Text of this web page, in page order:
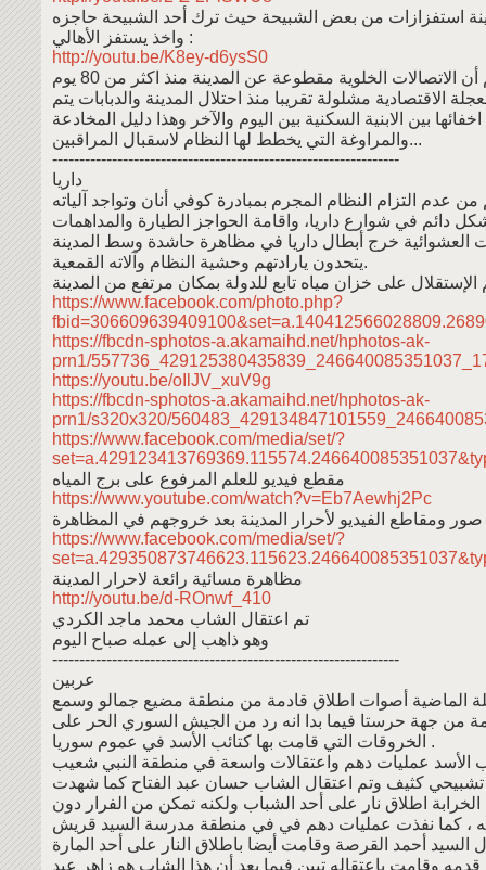
استفزازات من بعض الشبيحة حيث ترك أحد الشبيحة حاجزه
واخذ يستفز الأهالي :
http://youtu.be/K8ey-d6ysS0
الاتصالات الخلوية مقطوعة عن المدينة منذ اكثر من 80 يوم
الاقتصادية مشلولة تقريبا منذ احتلال المدينة والدبابات يتم
اخفائها بين الابنية السكنية بين اليوم والآخر وهذا دليل المخادعة
والمراوغة التي يخطط لها النظام لاسقبال المراقبين...
----------------------------------------------------------------
داريا
عدم التزام النظام المجرم بمبادرة كوفي أنان وتواجد آلياته
دائم في شوارع داريا، واقامة الحواجز الطيارة والمداهمات
يتحدون يارادتهم وحشية النظام وآلاته القمعية.
الإستقلال على خزان مياه تابع للدولة بمكان مرتفع من المدينة
https://www.facebook.com/photo.php?
https://fbcdn-sphotos-a.akamaihd.net/hphotos-ak-
prn1/
https://youtu.be/oIlJV_xuV9g
https://fbcdn-sphotos-a.akamaihd.net/hphotos-ak-
prn1/s320x320/
https://www.facebook.com/media/set/?
مقطع فيديو للعلم المرفوع على برج المياه
https://www.youtube.com/watch?v=Eb7Aewhj2Pc
صور ومقاطع الفيديو لأحرار المدينة بعد خروجهم في المظاهرة
https://www.facebook.com/media/set/?
مظاهرة مسائية رائعة لاحرار المدينة
http://youtu.be/d-ROnwf_410
تم اعتقال الشاب محمد ماجد الكردي
وهو ذاهب إلى عمله صباح اليوم
----------------------------------------------------------------
عربين
الماضية أصوات اطلاق قادمة من منطقة مضيع جمالو وسمع
من جهة حرستا فيما بدا انه رد من الجيش السوري الحر على
الخروقات التي قامت بها كتائب الأسد في عموم سوريا .
الأسد عمليات دهم واعتقالات واسعة في منطقة النبي شعيب
تشبيحي كثيف وتم اعتقال الشاب حسان عبد الفتاح كما شهدت
اطلاق نار على أحد الشباب ولكنه تمكن من الفرار دون
، كما نفذت عمليات دهم في في منطقة مدرسة السيد قريش
السيد أحمد القرصة وقامت أيضا باطلاق النار على أحد المارة
وقامت باعتقاله تبين فيما بعد أن هذا الشاب هو زاهر عبد